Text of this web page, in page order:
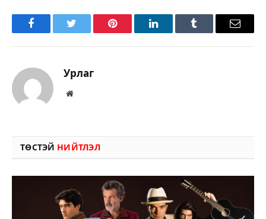
FacebookTwitter Pinterest LinkedInTumblr Имэйл
Урлаг
Вэбсайт
ТӨСТЭЙ НИЙТЛЭЛ